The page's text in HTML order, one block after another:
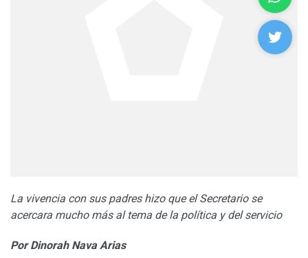
La vivencia con sus padres hizo que el Secretario se
acercara mucho más al tema de la política y del servicio
Por Dinorah Nava Arias